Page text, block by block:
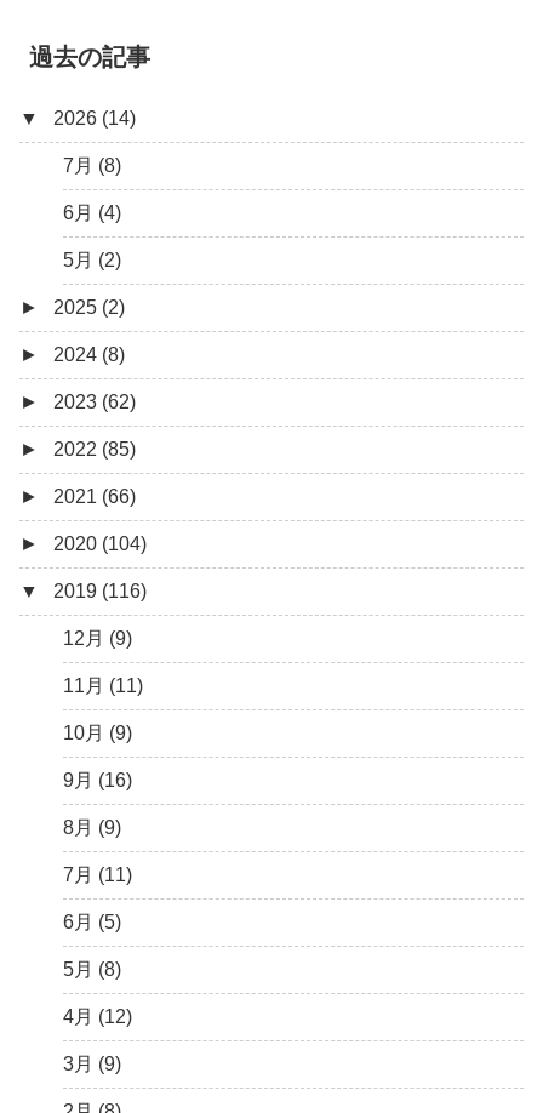
過去の記事
▼ 2026 (14)
7月 (8)
6月 (4)
5月 (2)
► 2025 (2)
12月 (1)
6月 (1)
► 2024 (8)
8月 (1)
7月 (1)
5月 (2)
4月 (3)
3月 (1)
► 2023 (62)
9月 (1)
8月 (1)
7月 (8)
6月 (5)
5月 (7)
4月 (9)
3月 (15)
2月 (6)
1月 (10)
► 2022 (85)
12月 (3)
10月 (1)
9月 (4)
8月 (5)
7月 (5)
6月 (8)
5月 (13)
4月 (12)
3月 (13)
2月 (14)
1月 (7)
► 2021 (66)
12月 (4)
11月 (8)
10月 (1)
8月 (2)
7月 (4)
6月 (6)
5月 (5)
4月 (10)
3月 (5)
2月 (11)
1月 (10)
► 2020 (104)
12月 (7)
11月 (10)
10月 (8)
9月 (5)
8月 (9)
7月 (8)
6月 (3)
5月 (10)
4月 (7)
3月 (8)
2月 (19)
▼ 2019 (116)
12月 (9)
11月 (11)
10月 (9)
9月 (16)
8月 (9)
7月 (11)
6月 (5)
5月 (8)
4月 (12)
3月 (9)